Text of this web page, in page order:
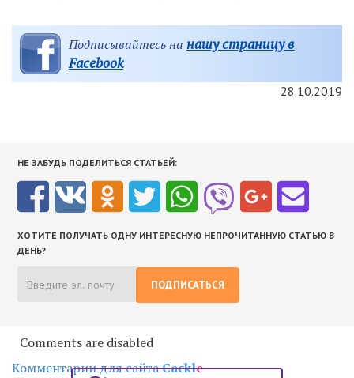
Подписывайтесь на нашу страницу в
Facebook
28.10.2019
НЕ ЗАБУДЬ ПОДЕЛИТЬСЯ СТАТЬЕЙ:
ХОТИТЕ ПОЛУЧАТЬ ОДНУ ИНТЕРЕСНУЮ НЕПРОЧИТАННУЮ СТАТЬЮ В
ДЕНЬ?
ПОДПИСАТЬСЯ
Comments are disabled
Комментарии для сайтаCackle